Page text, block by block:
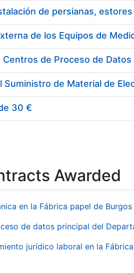
de persianas,
30 €
Awarded
en la Fábrica papel de
de datos principal del
jurídico laboral en la